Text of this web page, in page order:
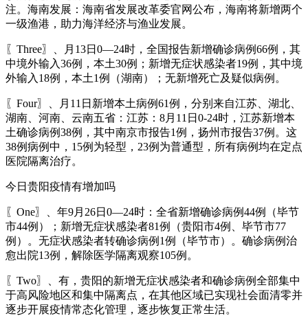
注。海南发展：海南省发展改革委官网公布，海南将新增两个
一级渔港，助力海洋经济与渔业发展。
〖Three〗、月13日0—24时，全国报告新增确诊病例66例，其
中境外输入36例，本土30例；新增无症状感染者19例，其中境
外输入18例，本土1例（湖南）；无新增死亡及疑似病例。
〖Four〗、月11日新增本土病例61例，分别来自江苏、湖北、
湖南、河南、云南五省：江苏：8月11日0-24时，江苏新增本
土确诊病例38例，其中南京市报告1例，扬州市报告37例。这
38例病例中，15例为轻型，23例为普通型，所有病例均在定点
医院隔离治疗。
今日贵阳疫情有增加吗
〖One〗、年9月26日0—24时：全省新增确诊病例44例（毕节
市44例）；新增无症状感染者81例（贵阳市4例、毕节市77
例）。无症状感染者转确诊病例1例（毕节市）。确诊病例治
愈出院13例，解除医学隔离观察105例。
〖Two〗、有，贵阳的新增无症状感染者和确诊病例全部集中
于高风险地区和集中隔离点，在其他区域已实现社会面清零并
逐步开展疫情常态化管理，逐步恢复正常生活。